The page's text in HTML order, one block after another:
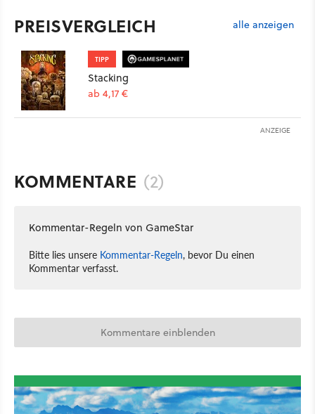
PREISVERGLEICH alle anzeigen
TIPP
Stacking
ab 4,17 €
ANZEIGE
KOMMENTARE (2)
Kommentar-Regeln von GameStar
Bitte lies unsere Kommentar-Regeln, bevor Du einen
Kommentar verfasst.
Kommentare einblenden